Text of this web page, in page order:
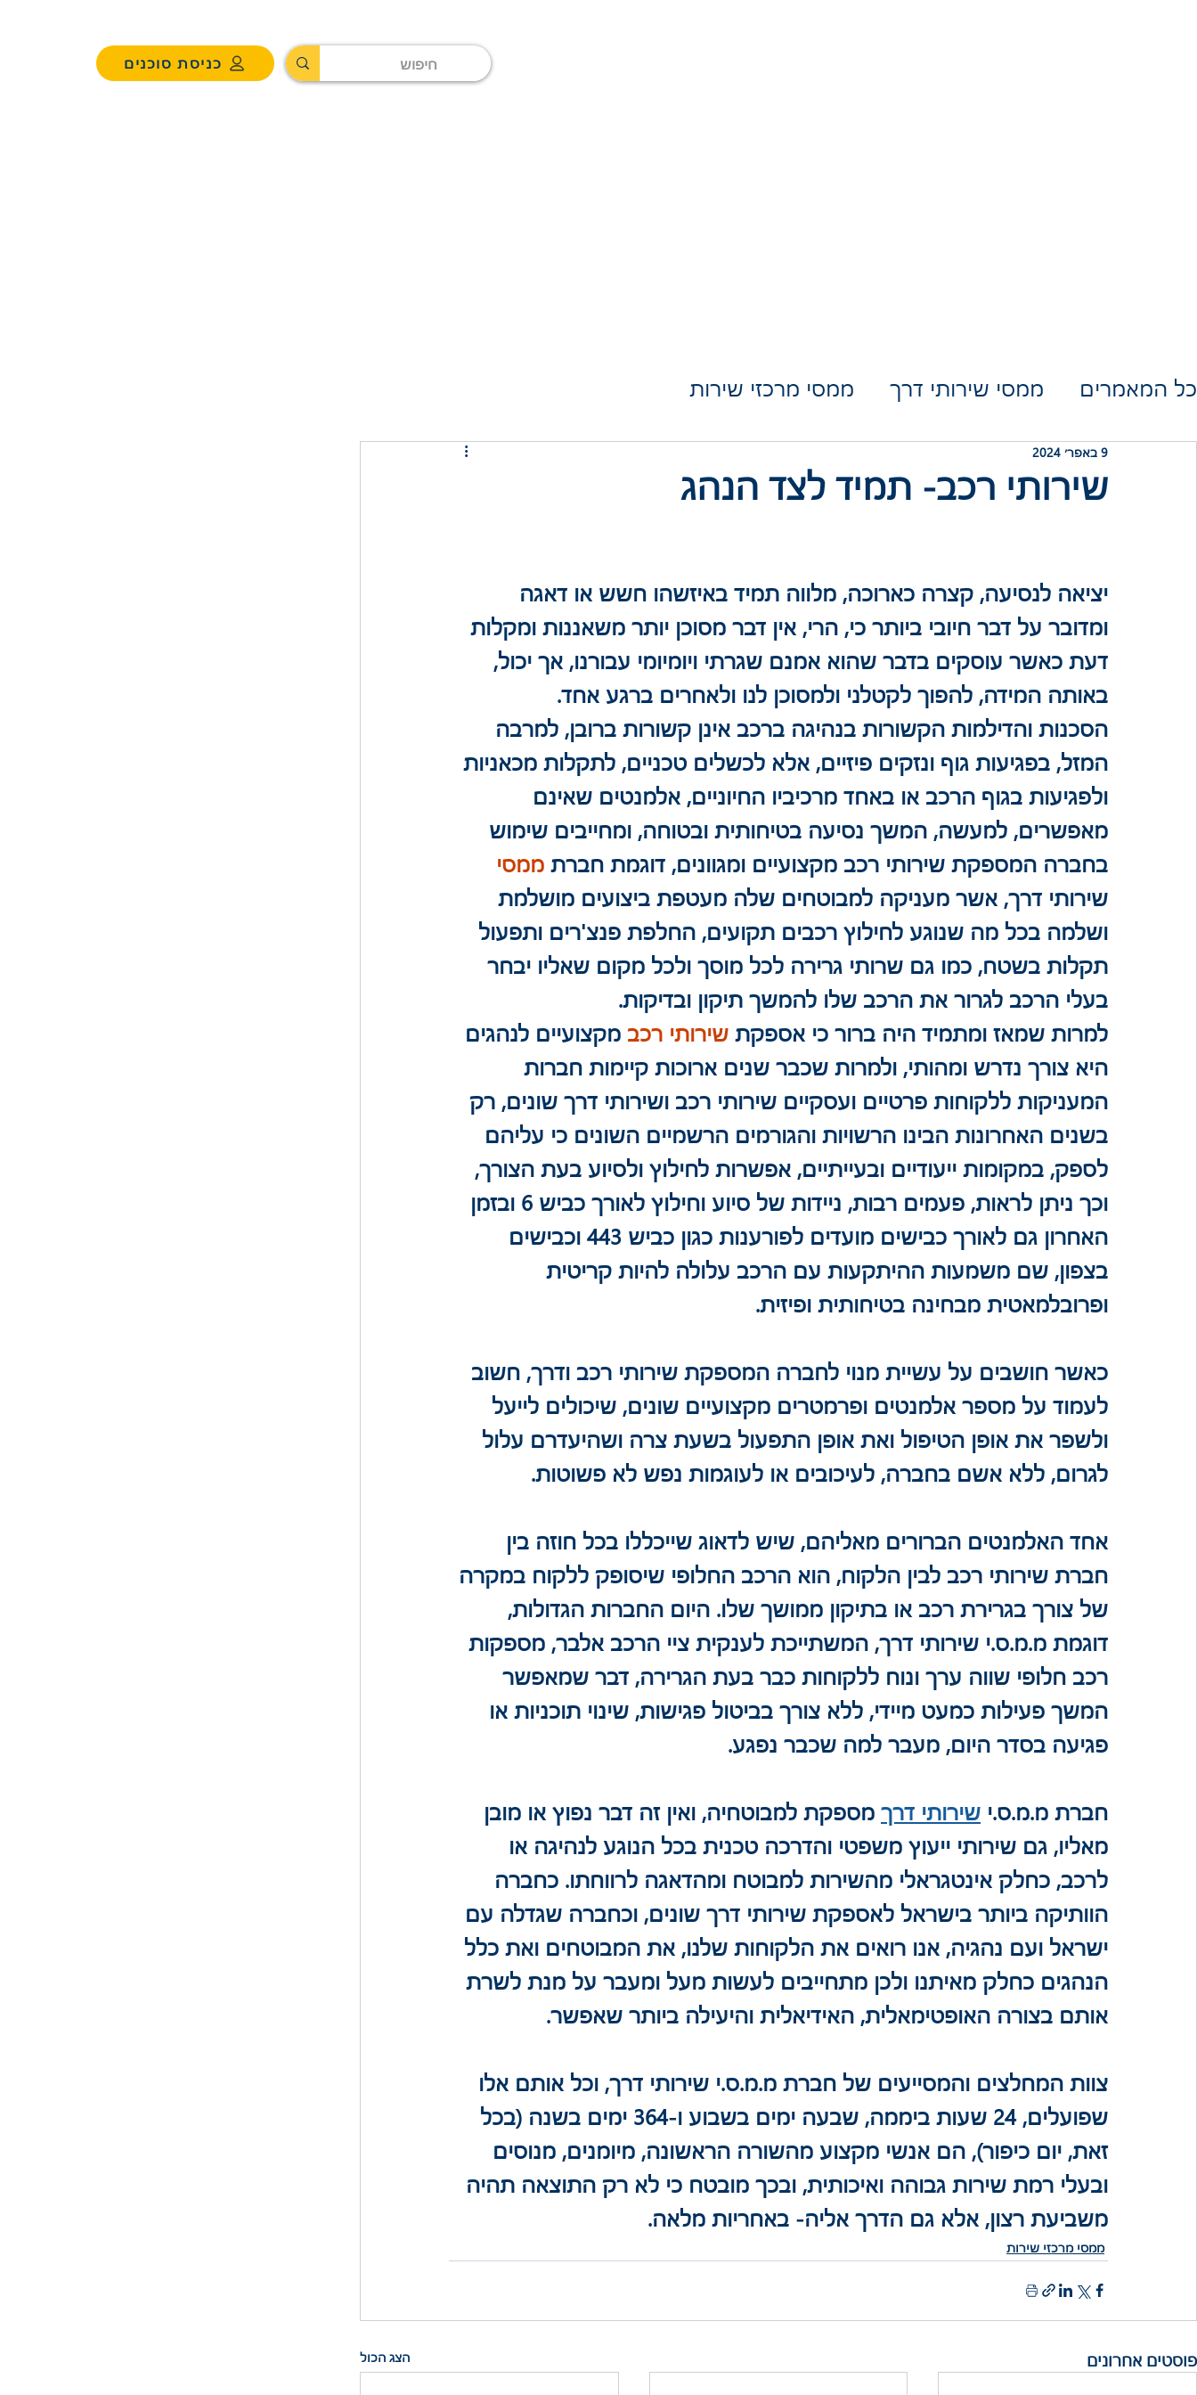
כניסת סוכנים
כל המאמרים ממסי שירותי דרך ממסי מרכזי שירות
שירותי רכב- תמיד לצד הנהג
9 באפר׳ 2024
יציאה לנסיעה, קצרה כארוכה, מלווה תמיד באיזשהו חשש או דאגה
ומדובר על דבר חיובי ביותר כי, הרי, אין דבר מסוכן יותר משאננות ומקלות
דעת כאשר עוסקים בדבר שהוא אמנם שגרתי ויומיומי עבורנו, אך יכול,
באותה המידה, להפוך לקטלני ולמסוכן לנו ולאחרים ברגע אחד.
הסכנות והדילמות הקשורות בנהיגה ברכב אינן קשורות ברובן, למרבה
המזל, בפגיעות גוף ונזקים פיזיים, אלא לכשלים טכניים, לתקלות מכאניות
ולפגיעות בגוף הרכב או באחד מרכיביו החיוניים, אלמנטים שאינם
מאפשרים, למעשה, המשך נסיעה בטיחותית ובטוחה, ומחייבים שימוש
בחברה המספקת שירותי רכב מקצועיים ומגוונים, דוגמת חברת ממסי
שירותי דרך, אשר מעניקה למבוטחים שלה מעטפת ביצועים מושלמת
ושלמה בכל מה שנוגע לחילוץ רכבים תקועים, החלפת פנצ'רים ותפעול
תקלות בשטח, כמו גם שרותי גרירה לכל מוסך ולכל מקום שאליו יבחר
בעלי הרכב לגרור את הרכב שלו להמשך תיקון ובדיקות.
למרות שמאז ומתמיד היה ברור כי אספקת שירותי רכב מקצועיים לנהגים
היא צורך נדרש ומהותי, ולמרות שכבר שנים ארוכות קיימות חברות
המעניקות ללקוחות פרטיים ועסקיים שירותי רכב ושירותי דרך שונים, רק
בשנים האחרונות הבינו הרשויות והגורמים הרשמיים השונים כי עליהם
לספק, במקומות ייעודיים ובעייתיים, אפשרות לחילוץ ולסיוע בעת הצורך,
וכך ניתן לראות, פעמים רבות, ניידות של סיוע וחילוץ לאורך כביש 6 ובזמן
האחרון גם לאורך כבישים מועדים לפורענות כגון כביש 443 וכבישים
בצפון, שם משמעות ההיתקעות עם הרכב עלולה להיות קריטית
ופרובלמאטית מבחינה בטיחותית ופיזית.
כאשר חושבים על עשיית מנוי לחברה המספקת שירותי רכב ודרך, חשוב
לעמוד על מספר אלמנטים ופרמטרים מקצועיים שונים, שיכולים לייעל
ולשפר את אופן הטיפול ואת אופן התפעול בשעת צרה ושהיעדרם עלול
לגרום, ללא אשם בחברה, לעיכובים או לעוגמות נפש לא פשוטות.
אחד האלמנטים הברורים מאליהם, שיש לדאוג שייכללו בכל חוזה בין
חברת שירותי רכב לבין הלקוח, הוא הרכב החלופי שיסופק ללקוח במקרה
של צורך בגרירת רכב או בתיקון ממושך שלו. היום החברות הגדולות,
דוגמת מ.מ.ס.י שירותי דרך, המשתייכת לענקית ציי הרכב אלבר, מספקות
רכב חלופי שווה ערך ונוח ללקוחות כבר בעת הגרירה, דבר שמאפשר
המשך פעילות כמעט מיידי, ללא צורך בביטול פגישות, שינוי תוכניות או
פגיעה בסדר היום, מעבר למה שכבר נפגע.
חברת מ.מ.ס.י שירותי דרך מספקת למבוטחיה, ואין זה דבר נפוץ או מובן
מאליו, גם שירותי ייעוץ משפטי והדרכה טכנית בכל הנוגע לנהיגה או
לרכב, כחלק אינטגראלי מהשירות למבוטח ומהדאגה לרווחתו. כחברה
הוותיקה ביותר בישראל לאספקת שירותי דרך שונים, וכחברה שגדלה עם
ישראל ועם נהגיה, אנו רואים את הלקוחות שלנו, את המבוטחים ואת כלל
הנהגים כחלק מאיתנו ולכן מתחייבים לעשות מעל ומעבר על מנת לשרת
אותם בצורה האופטימאלית, האידיאלית והיעילה ביותר שאפשר.
צוות המחלצים והמסייעים של חברת מ.מ.ס.י שירותי דרך, וכל אותם אלו
שפועלים, 24 שעות ביממה, שבעה ימים בשבוע ו-364 ימים בשנה (בכל
זאת, יום כיפור), הם אנשי מקצוע מהשורה הראשונה, מיומנים, מנוסים
ובעלי רמת שירות גבוהה ואיכותית, ובכך מובטח כי לא רק התוצאה תהיה
משביעת רצון, אלא גם הדרך אליה- באחריות מלאה.
ממסי מרכזי שירות
פוסטים אחרונים הצג הכול